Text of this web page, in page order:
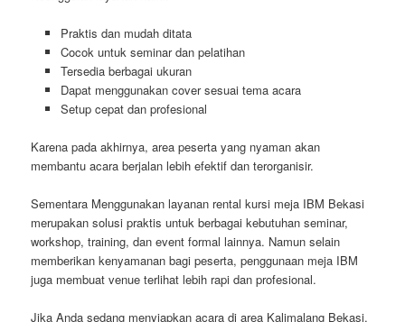
Praktis dan mudah ditata
Cocok untuk seminar dan pelatihan
Tersedia berbagai ukuran
Dapat menggunakan cover sesuai tema acara
Setup cepat dan profesional
Karena pada akhirnya, area peserta yang nyaman akan
membantu acara berjalan lebih efektif dan terorganisir.
Sementara Menggunakan layanan rental kursi meja IBM Bekasi
merupakan solusi praktis untuk berbagai kebutuhan seminar,
workshop, training, dan event formal lainnya. Namun selain
memberikan kenyamanan bagi peserta, penggunaan meja IBM
juga membuat venue terlihat lebih rapi dan profesional.
Jika Anda sedang menyiapkan acara di area Kalimalang Bekasi,